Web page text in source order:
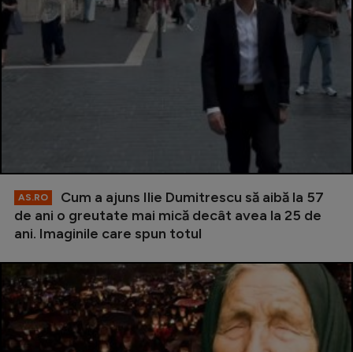
AS.RO
Cum a ajuns Ilie Dumitrescu să aibă la 57
de ani o greutate mai mică decât avea la 25 de
ani. Imaginile care spun totul